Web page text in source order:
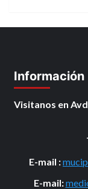
Información
Visitanos en
E-mail :
E-mail: